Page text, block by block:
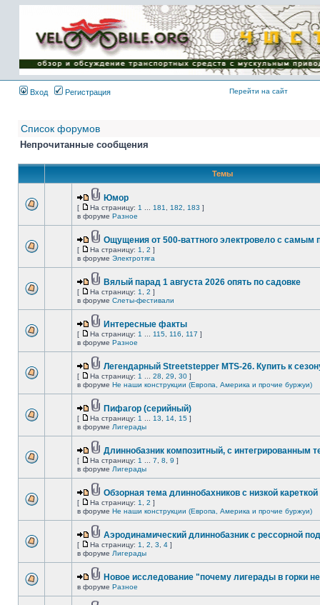
Имя пользователя:
Пароль:
{ LOG_ME_IN_SHORT
}
Вход
Регистрация Перейти на сайт
Список форумов
Непрочитанные сообщения
Темы
Юмор
[ На страницу: 1 181 182 183 ]
в форуме Разное
Ощущения от 500-ваттного электровело с самым
[ На страницу: 1 2 ]
в форуме Электротяга
Вялый парад 1 августа 2026 опять по садовке
[ На страницу: 1 2 ]
в форуме Слеты-фестивали
Интересные факты
[ На страницу: 1 115 116 117 ]
в форуме Разное
Легендарный Streetstepper MTS-26. Купить к
[ На страницу: 1 28 29 30 ]
в форуме Не наши конструкции (Европа, Америка и прочие буржуи)
Пифагор (серийный)
[ На страницу: 1 13 14 15 ]
в форуме Лигерады
Длиннобазник композитный, с интегрированным
[ На страницу: 1 7 8 9 ]
в форуме Лигерады
Обзорная тема длиннобахников с низкой кареткой
[ На страницу: 1 2 ]
в форуме Не наши конструкции (Европа, Америка и прочие буржуи)
Аэродинамический длиннобазник с рессорной
[ На страницу: 1 2 3 4 ]
в форуме Лигерады
Новое исследование "почему лигерады в горки
в форуме Разное